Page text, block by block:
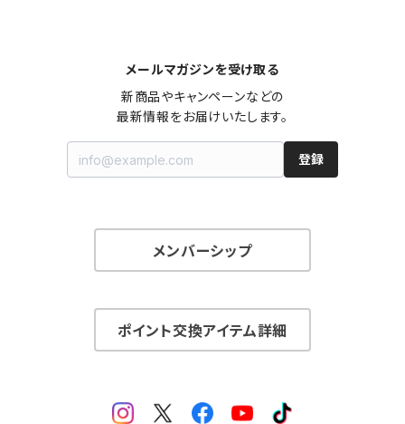
メールマガジンを受け取る
新商品やキャンペーンなどの
最新情報をお届けいたします。
登録
メンバーシップ
ポイント交換アイテム詳細